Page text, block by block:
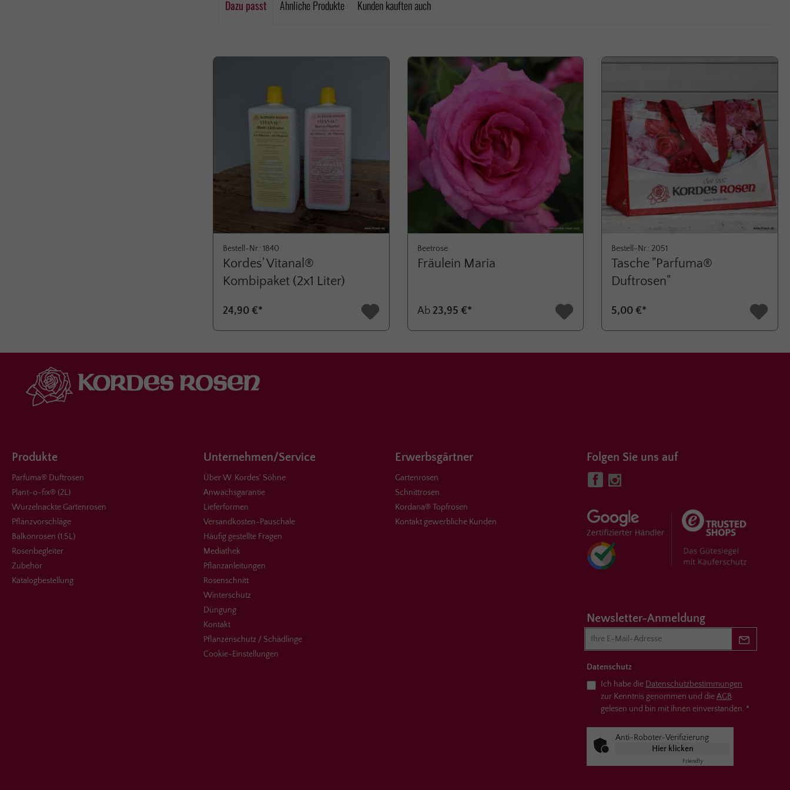
Dazu passt Ähnliche Produkte Kunden kauften auch
Bestell-Nr.: 1840
Kordes' Vitanal®
Kombipaket (2x1 Liter)
24,90 €*
Beetrose
Fräulein Maria
Ab 23,95 €*
Bestell-Nr.: 2051
Tasche "Parfuma®
Duftrosen"
5,00 €*
Produkte
Parfuma® Duftrosen
Plant-o-fix® (2L)
Wurzelnackte Gartenrosen
Pflanzvorschläge
Balkonrosen (1,5L)
Rosenbegleiter
Zubehör
Katalogbestellung
Unternehmen/Service
Über W. Kordes' Söhne
Anwachsgarantie
Lieferformen
Versandkosten-Pauschale
Häufig gestellte Fragen
Mediathek
Pflanzanleitungen
Rosenschnitt
Winterschutz
Düngung
Kontakt
Pflanzenschutz / Schädlinge
Cookie-Einstellungen
Erwerbsgärtner
Gartenrosen
Schnittrosen
Kordana® Topfrosen
Kontakt gewerbliche Kunden
Folgen Sie uns auf
Newsletter-Anmeldung
Newsletter
Datenschutz
Ich habe die Datenschutzbestimmungen
zur Kenntnis genommen und dieAGB
gelesen und bin mit ihnen einverstanden. *
Anti-Roboter-Verifizierung
Hier klicken
Friendly